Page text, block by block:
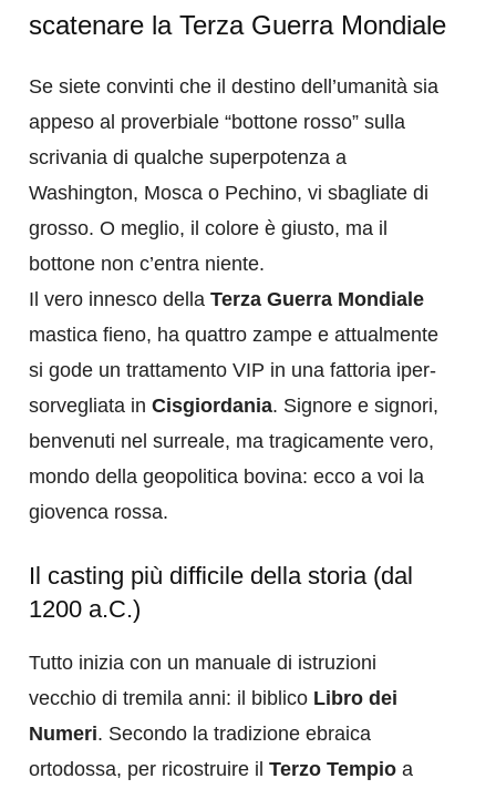
scatenare la Terza Guerra Mondiale
Se siete convinti che il destino dell’umanità sia
appeso al proverbiale “bottone rosso” sulla
scrivania di qualche superpotenza a
Washington, Mosca o Pechino, vi sbagliate di
grosso. O meglio, il colore è giusto, ma il
bottone non c’entra niente.
Il vero innesco della Terza Guerra Mondiale
mastica fieno, ha quattro zampe e attualmente
si gode un trattamento VIP in una fattoria iper-
sorvegliata in Cisgiordania. Signore e signori,
benvenuti nel surreale, ma tragicamente vero,
mondo della geopolitica bovina: ecco a voi la
giovenca rossa.
Il casting più difficile della storia (dal
1200 a.C.)
Tutto inizia con un manuale di istruzioni
vecchio di tremila anni: il biblico Libro dei
Numeri. Secondo la tradizione ebraica
ortodossa, per ricostruire il Terzo Tempio a